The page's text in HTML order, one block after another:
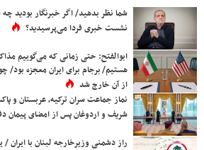
شما نظر بدهید/ اگر خبرنگار بودید
نشست خبری فردا می‌پرسیدید؟
ابوالفتح: حتی زمانی که می‌گوییم
هستیم/ برجام برای ایران معجزه بود/
از آن خارج شد
نماز جماعت سران ترکیه، عربستان و
شریف و اردوغان پس از امضای پیمان
راز دشمنی وزیرخارجه لبنان با